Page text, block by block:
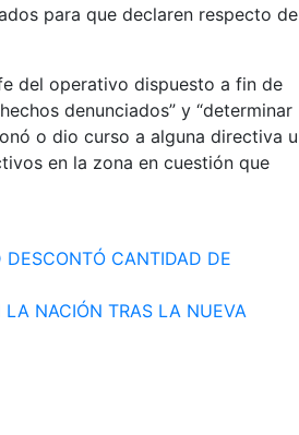
para que declaren respecto de
del operativo dispuesto a fin de
denunciados” y “determinar
o dio curso a alguna directiva u
en la zona en cuestión que
DESCONTÓ CANTIDAD DE
NACIÓN TRAS LA NUEVA